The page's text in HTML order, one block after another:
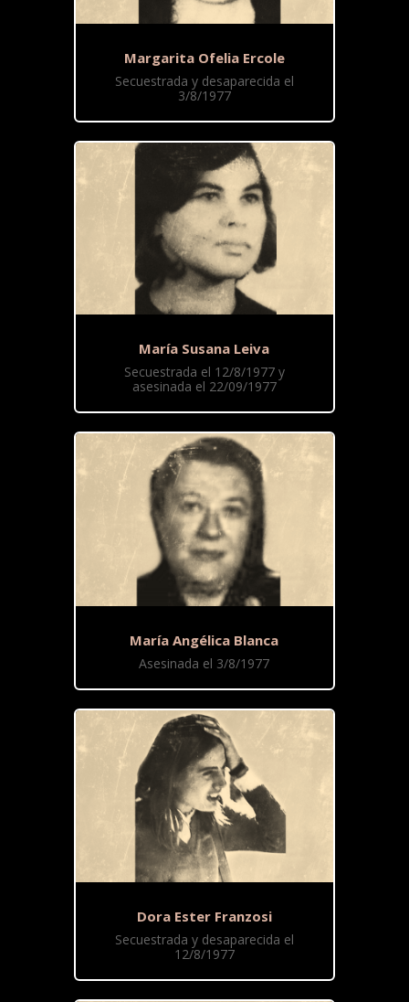
Margarita Ofelia Ercole
Secuestrada y desaparecida el
3/8/1977
María Susana Leiva
Secuestrada el 12/8/1977 y
asesinada el 22/09/1977
María Angélica Blanca
Asesinada el 3/8/1977
Dora Ester Franzosi
Secuestrada y desaparecida el
12/8/1977